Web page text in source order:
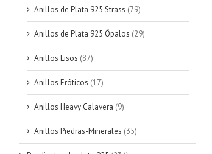
Anillos de Plata 925 Strass (79)
Anillos de Plata 925 Ópalos (29)
Anillos Lisos (87)
Anillos Eróticos (17)
Anillos Heavy Calavera (9)
Anillos Piedras-Minerales (35)